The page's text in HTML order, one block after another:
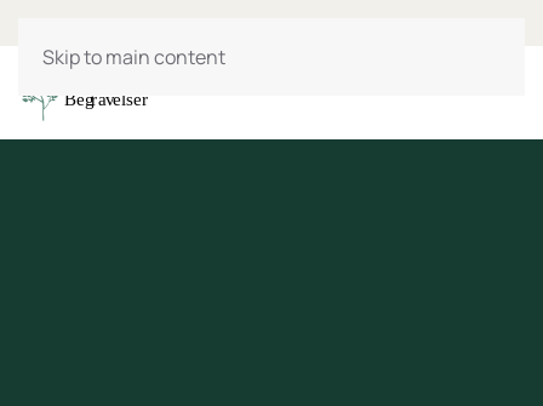
Skip to main content